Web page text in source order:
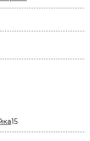
товара
1515
товаров